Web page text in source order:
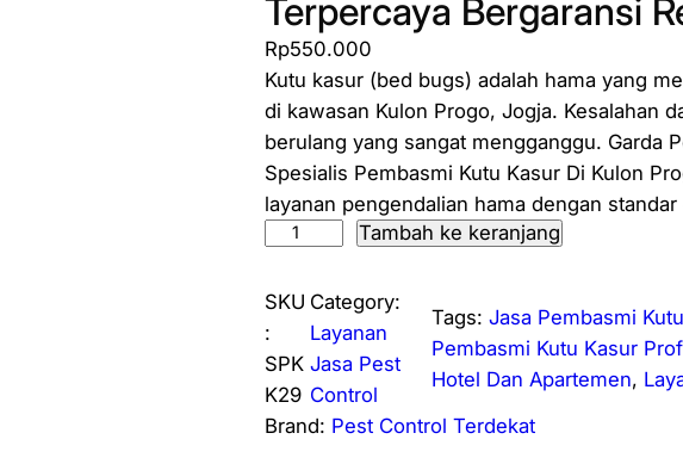
Terpercaya Bergaransi
Rp550.000
Kutu kasur (bed bugs) adalah hama yang
di kawasan Kulon Progo, Jogja. Kesalahan
berulang yang sangat mengganggu. Garda
Spesialis Pembasmi Kutu Kasur Di Kulon
layanan pengendalian hama dengan
a
n
t
i
t
Tambah ke keranjang
SKU
:
SPK
K29
Category:
Layanan
Jasa Pest
Control
Tags:Jasa Pembasmi
Pembasmi Kutu Kasur
Hotel Dan Apartemen,
Brand: Pest Control Terdekat